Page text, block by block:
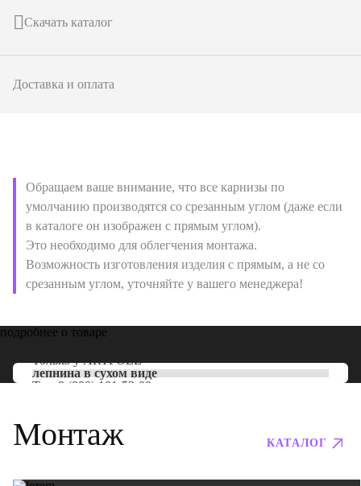
Скачать каталог
Доставка и оплата
Обращаем ваше внимание, что все карнизы по
умолчанию производятся со срезанным углом (даже если
в каталоге он изображен с прямым углом).
Это необходимо для облегчения монтажа.
Возможность изготовления изделия с прямым, а не со
срезанным углом, уточняйте у вашего менеджера!
подробнее о товаре
Только уARTPOLE
лепнина в сухом виде
Тел: 8 (800) 101-53-00
Монтаж КАТАЛОГ